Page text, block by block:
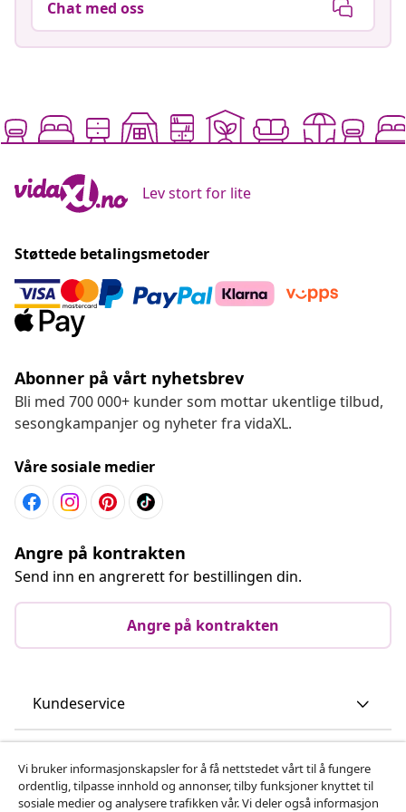
Chat med oss
Lev stort for lite
Støttede betalingsmetoder
Abonner på vårt nyhetsbrev
Bli med 700 000+ kunder som mottar ukentlige tilbud,
sesongkampanjer og nyheter fra vidaXL.
Våre sosiale medier
Angre på kontrakten
Send inn en angrerett for bestillingen din.
Angre på kontrakten
Kundeservice
Vi bruker informasjonskapsler for å få nettstedet vårt til å fungere
ordentlig, tilpasse innhold og annonser, tilby funksjoner knyttet til
sosiale medier og analysere trafikken vår. Vi deler også informasjon